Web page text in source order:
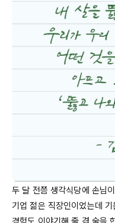
두 달 전쯤 생각식당에 손님
기업 젊은 직장인이었는데